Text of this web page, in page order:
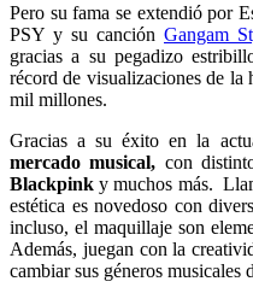
Pero su fama se extendió por
PSY y su canción Gangam
gracias a su pegadizo
récord de visualizaciones de la
mil millones.
Gracias a su éxito en la
mercado musical, con
Blackpink y muchos más.
estética es novedoso con
incluso, el maquillaje son
Además, juegan con la
cambiar sus géneros musicales